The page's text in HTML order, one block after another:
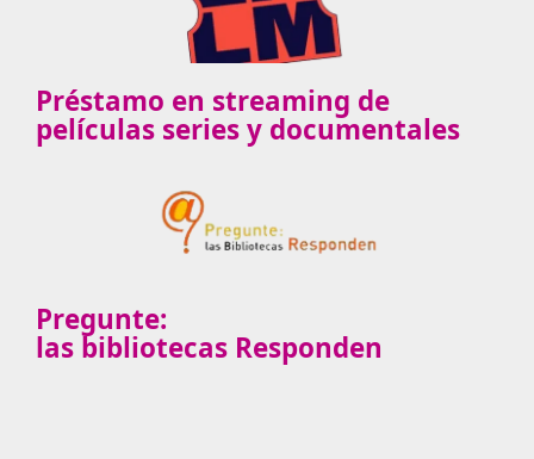
Préstamo en streaming de
películas series y documentales
Pregunte:
las bibliotecas Responden